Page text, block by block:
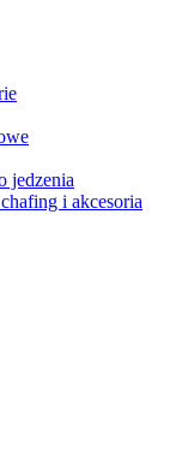
jedzenia
i akcesoria